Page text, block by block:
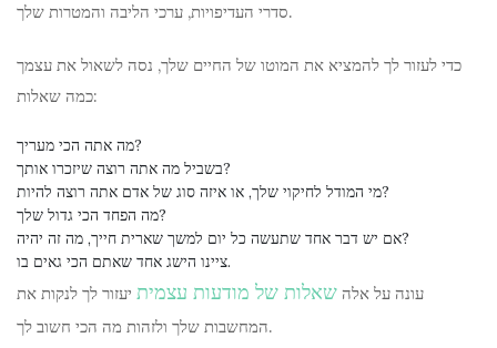
סדרי העדיפויות, ערכי הליבה והמטרות שלך.
כדי לעזור לך להמציא את המוטו של החיים שלך, נסה לשאול את עצמך
כמה שאלות:
מה אתה הכי מעריך?
בשביל מה אתה רוצה שיזכרו אותך?
מי המודל לחיקוי שלך, או איזה סוג של אדם אתה רוצה להיות?
מה הפחד הכי גדול שלך?
אם יש דבר אחד שתעשה כל יום למשך שארית חייך, מה זה יהיה?
ציינו הישג אחד שאתם הכי גאים בו.
עונה על אלה שאלות של מודעות עצמית יעזור לך לנקות את
המחשבות שלך ולזהות מה הכי חשוב לך.